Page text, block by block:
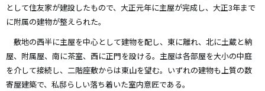
として住友家が建設したもので、大正元年に主屋が完成し、大正3年まで
に附属の建物が整えられた。
敷地の西半に主屋を中心として建物を配し、東に離れ、北に土蔵と納
屋、附属屋、南に茶室、西に正門を設ける。主屋は各部屋を大小の中庭
を介して接続し、二階座敷からは東山を望む。いずれの建物も上質の数
寄屋建築で、私邸らしい落ち着いた室内意匠である。